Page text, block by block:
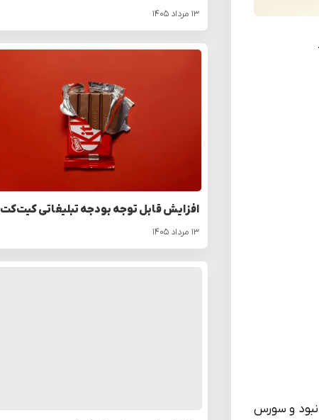
نبود و سورس
۱۳ مرداد ۱۴۰۵
افزایش قابل توجه بودجه تبلیغاتی کیت‌کت
۱۳ مرداد ۱۴۰۵